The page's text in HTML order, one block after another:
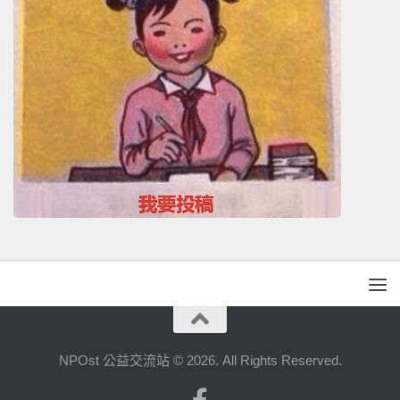
NPOst 公益交流站 © 2026. All Rights Reserved.